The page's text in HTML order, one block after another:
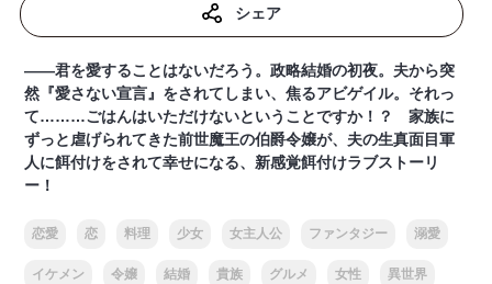
シェア
――君を愛することはないだろう。政略結婚の初夜。夫から突
然『愛さない宣言』をされてしまい、焦るアビゲイル。それっ
て………ごはんはいただけないということですか！？ 家族に
ずっと虐げられてきた前世魔王の伯爵令嬢が、夫の生真面目軍
人に餌付けをされて幸せになる、新感覚餌付けラブストーリ
ー！
恋愛 恋 料理 少女 女主人公 ファンタジー 溺愛
イケメン 令嬢 結婚 貴族 グルメ 女性 異世界